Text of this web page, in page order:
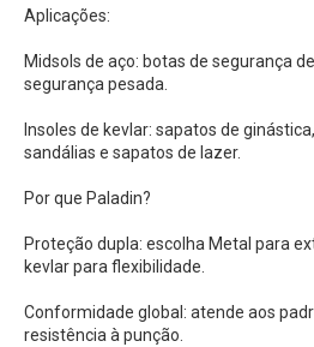
Aplicações:
Midsols de aço: botas de segurança
segurança pesada.
Insoles de kevlar: sapatos de
sandálias e sapatos de lazer.
Por que Paladin?
Proteção dupla: escolha Metal para
kevlar para flexibilidade.
Conformidade global: atende aos
resistência à punção.